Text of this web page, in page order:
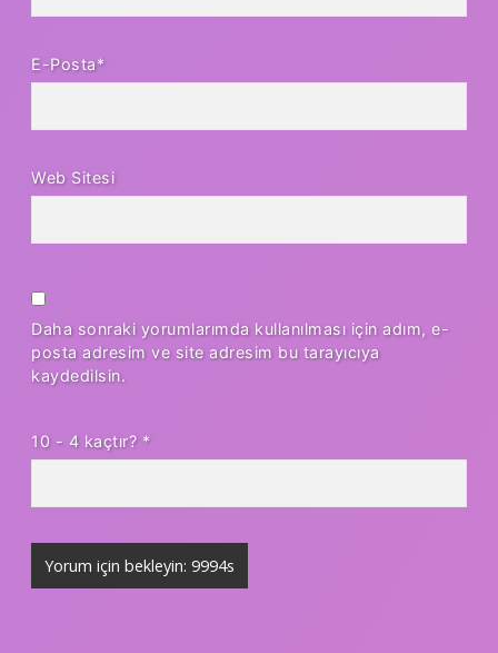
E-Posta*
Web Sitesi
Daha sonraki yorumlarımda kullanılması için adım, e-
posta adresim ve site adresim bu tarayıcıya
kaydedilsin.
10 - 4 kaçtır? *